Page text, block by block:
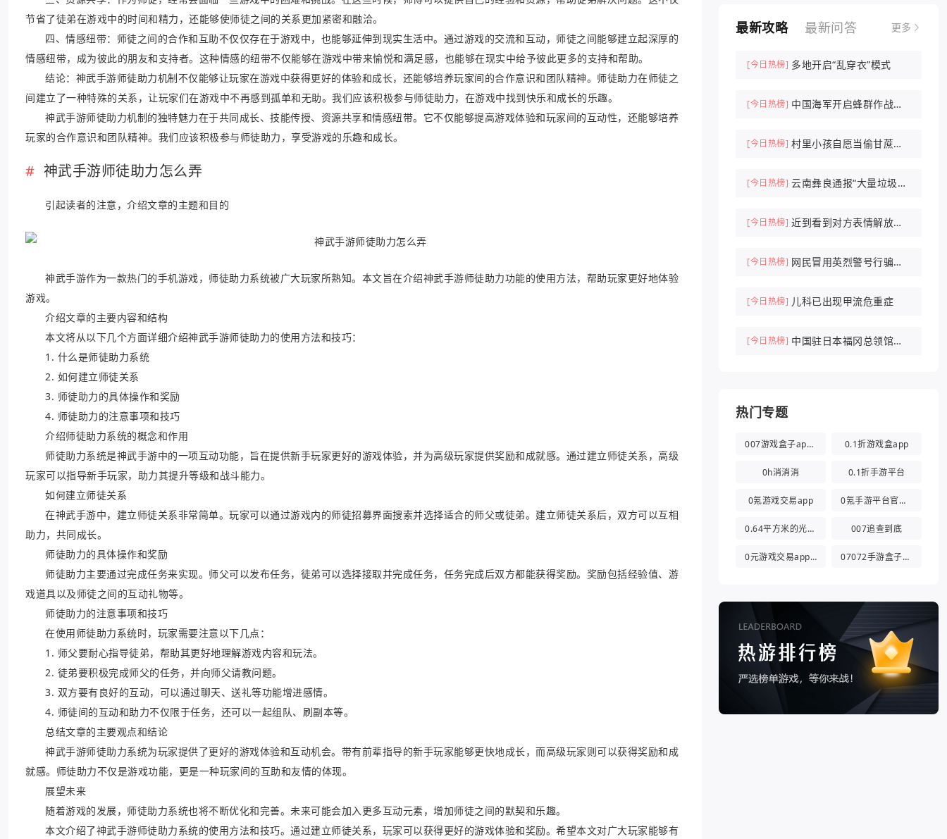
节省了徒弟在游戏中的时间和精力，还能够使师徒之间的关系更加紧密和融洽。
四、情感纽带：师徒之间的合作和互助不仅仅存在于游戏中，也能够延伸到现实生活中。通过游戏的交流和互动，师徒之间能够建立起深厚的
情感纽带，成为彼此的朋友和支持者。这种情感的纽带不仅能够在游戏中带来愉悦和满足感，也能够在现实中给予彼此更多的支持和帮助。
结论：神武手游师徒助力机制不仅能够让玩家在游戏中获得更好的体验和成长，还能够培养玩家间的合作意识和团队精神。师徒助力在师徒之
间建立了一种特殊的关系，让玩家们在游戏中不再感到孤单和无助。我们应该积极参与师徒助力，在游戏中找到快乐和成长的乐趣。
神武手游师徒助力机制的独特魅力在于共同成长、技能传授、资源共享和情感纽带。它不仅能够提高游戏体验和玩家间的互动性，还能够培养
玩家的合作意识和团队精神。我们应该积极参与师徒助力，享受游戏的乐趣和成长。
神武手游师徒助力怎么弄
引起读者的注意，介绍文章的主题和目的
神武手游作为一款热门的手机游戏，师徒助力系统被广大玩家所熟知。本文旨在介绍神武手游师徒助力功能的使用方法，帮助玩家更好地体验
游戏。
介绍文章的主要内容和结构
本文将从以下几个方面详细介绍神武手游师徒助力的使用方法和技巧：
1. 什么是师徒助力系统
2. 如何建立师徒关系
3. 师徒助力的具体操作和奖励
4. 师徒助力的注意事项和技巧
介绍师徒助力系统的概念和作用
师徒助力系统是神武手游中的一项互动功能，旨在提供新手玩家更好的游戏体验，并为高级玩家提供奖励和成就感。通过建立师徒关系，高级
玩家可以指导新手玩家，助力其提升等级和战斗能力。
如何建立师徒关系
在神武手游中，建立师徒关系非常简单。玩家可以通过游戏内的师徒招募界面搜索并选择适合的师父或徒弟。建立师徒关系后，双方可以互相
助力，共同成长。
师徒助力的具体操作和奖励
师徒助力主要通过完成任务来实现。师父可以发布任务，徒弟可以选择接取并完成任务，任务完成后双方都能获得奖励。奖励包括经验值、游
戏道具以及师徒之间的互动礼物等。
师徒助力的注意事项和技巧
在使用师徒助力系统时，玩家需要注意以下几点：
1. 师父要耐心指导徒弟，帮助其更好地理解游戏内容和玩法。
2. 徒弟要积极完成师父的任务，并向师父请教问题。
3. 双方要有良好的互动，可以通过聊天、送礼等功能增进感情。
4. 师徒间的互动和助力不仅限于任务，还可以一起组队、刷副本等。
总结文章的主要观点和结论
神武手游师徒助力系统为玩家提供了更好的游戏体验和互动机会。带有前辈指导的新手玩家能够更快地成长，而高级玩家则可以获得奖励和成
就感。师徒助力不仅是游戏功能，更是一种玩家间的互助和友情的体现。
展望未来
随着游戏的发展，师徒助力系统也将不断优化和完善。未来可能会加入更多互动元素，增加师徒之间的默契和乐趣。
本文介绍了神武手游师徒助力系统的使用方法和技巧。通过建立师徒关系，玩家可以获得更好的游戏体验和奖励。希望本文对广大玩家能够有
最新攻略 最新问答 更多
[今日热榜] 多地开启“乱穿衣”模式
[今日热榜] 中国海军开启蜂群作战时
[今日热榜] 村里小孩自愿当偷甘蔗农
[今日热榜] 云南彝良通报“大量垃圾倾
[今日热榜] 近到看到对方表情解放军
[今日热榜] 网民冒用英烈警号行骗被
[今日热榜] 儿科已出现甲流危重症
[今日热榜] 中国驻日本福冈总领馆紧
热门专题
007游戏盒子app官方版 0.1折游戏盒app
0h消消消 0.1折手游平台
0氪游戏交易app 0氪手游平台官方版
0.64平方米的光都与你有关 007追查到底
0元游戏交易app(0氪游戏盒) 07072手游盒子app